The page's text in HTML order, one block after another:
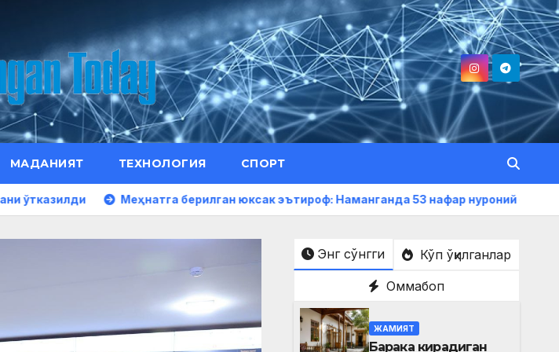
МАДАНИЯТ ТЕХНОЛОГИЯ СПОРТ
Меҳнатга берилган юксак эътироф: Наманганда 53 нафар нуроний «Меҳнат фахрийси»
Энг сўнгги
Кўп ўқилганлар
Оммабоп
ЖАМИЯТ
Барака кирадиган